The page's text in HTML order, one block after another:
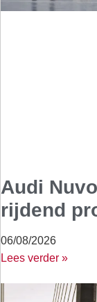
Audi
rijdend
06/08/2026
Lees verder »